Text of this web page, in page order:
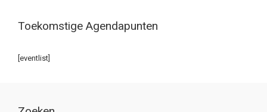
Toekomstige Agendapunten
[eventlist]